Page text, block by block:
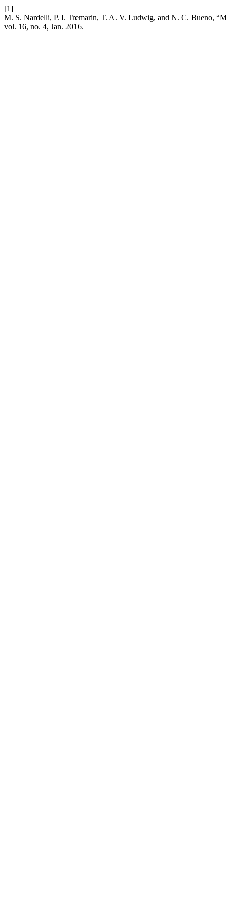
[1]
M. S. Nardelli, P. I. Tremarin, T. A. V. Ludwig, and N. C. Bueno,
vol. 16, no. 4, Jan. 2016.